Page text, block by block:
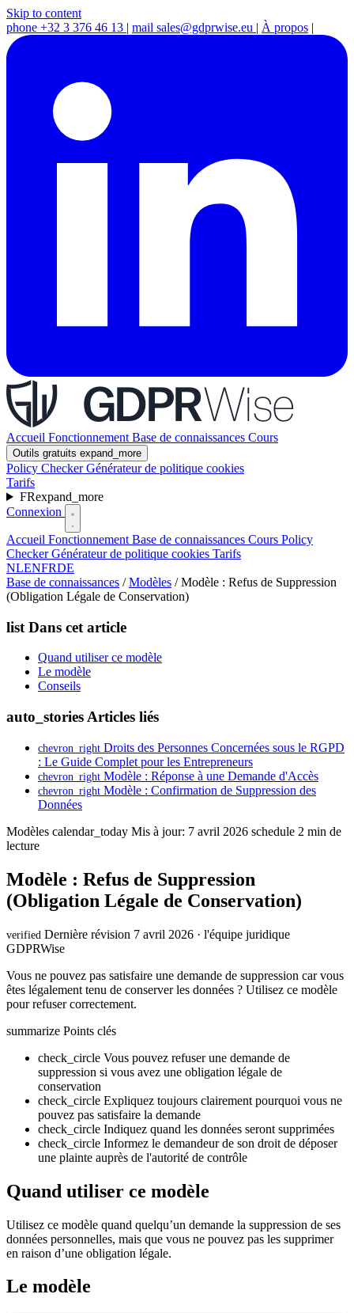
Skip to content
phone +32 3 376 46 13 | mail sales@gdprwise.eu | À propos |
Accueil Fonctionnement Base de connaissances Cours
Outils gratuits expand_more
Policy CheckerGénérateur de politique cookies
Tarifs
FRexpand_more
Connexion
Accueil Fonctionnement Base de connaissances Cours Policy
CheckerGénérateur de politique cookies Tarifs
NLENFRDE
Base de connaissances / Modèles / Modèle : Refus de Suppression
(Obligation Légale de Conservation)
list Dans cet article
Quand utiliser ce modèle
Le modèle
Conseils
auto_stories Articles liés
chevron_right Droits des Personnes Concernées sous le RGPD
: Le Guide Complet pour les Entrepreneurs
chevron_right Modèle : Réponse à une Demande d'Accès
chevron_right Modèle : Confirmation de Suppression des
Données
Modèles calendar_today Mis à jour: 7 avril 2026 schedule 2 min de
lecture
Modèle : Refus de Suppression
(Obligation Légale de Conservation)
verified Dernière révision 7 avril 2026 · l'équipe juridique
GDPRWise
Vous ne pouvez pas satisfaire une demande de suppression car vous
êtes légalement tenu de conserver les données ? Utilisez ce modèle
pour refuser correctement.
summarize Points clés
check_circle Vous pouvez refuser une demande de
suppression si vous avez une obligation légale de
conservation
check_circle Expliquez toujours clairement pourquoi vous ne
pouvez pas satisfaire la demande
check_circle Indiquez quand les données seront supprimées
check_circle Informez le demandeur de son droit de déposer
une plainte auprès de l'autorité de contrôle
Quand utiliser ce modèle
Utilisez ce modèle quand quelqu’un demande la suppression de ses
données personnelles, mais que vous ne pouvez pas les supprimer
en raison d’une obligation légale.
Le modèle